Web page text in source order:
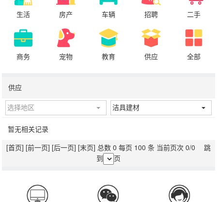
生活 房产 车辆 招聘 二手
商务 宠物 教育 供应 全部
供应
选择地区 洁具建材
暂无相关记录
[首页] [前一页] [后一页] [末页] 总数 0 每页 100 条 当前页次 0/0 跳
到
页